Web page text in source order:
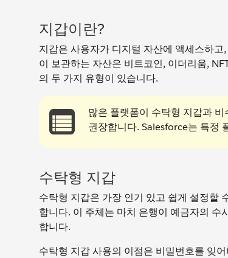
지갑이란?
지갑은 사용자가 디지털 자산에 액세스하
이 보관하는 자산은 비트코인, 이더리움,
의 두 가지 유형이 있습니다.
많은 플랫폼이 수탁형 지갑과
권장합니다. Salesforce는 특정
수탁형 지갑
수탁형 지갑은 가장 인기 있고 쉽게 설정할
합니다. 이 주체는 마치 은행이 예금자의
합니다.
수탁형 지갑 사용의 이점은 비밀번호를 잊